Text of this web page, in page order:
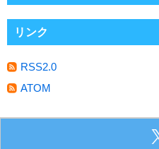
リンク
RSS2.0
ATOM